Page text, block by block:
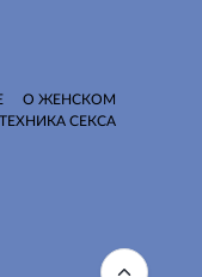
О ЖЕНСКОМ
ТЕХНИКА СЕКСА